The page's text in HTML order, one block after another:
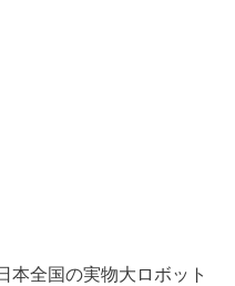
本全国の実物大ロボット